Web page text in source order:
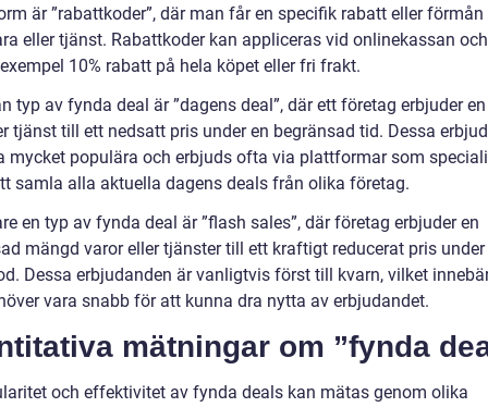
är ”rabattkoder”, där man får en specifik rabatt eller
eller tjänst. Rabattkoder kan appliceras vid onlinekassan
10% rabatt på hela köpet eller fri frakt.
typ av fynda deal är ”dagens deal”, där ett företag erbjuder
tjänst till ett nedsatt pris under en begränsad tid. Dessa
mycket populära och erbjuds ofta via plattformar som
samla alla aktuella dagens deals från olika företag.
en typ av fynda deal är ”flash sales”, där företag erbjuder en
mängd varor eller tjänster till ett kraftigt reducerat pris
Dessa erbjudanden är vanligtvis först till kvarn, vilket
vara snabb för att kunna dra nytta av erbjudandet.
mätningar om ”fynda
och effektivitet av fynda deals kan mätas genom olika